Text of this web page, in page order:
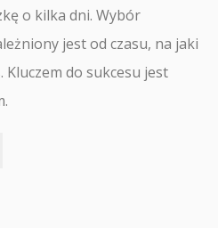
o kilka dni. Wybór
jest od czasu, na jaki
do sukcesu jest